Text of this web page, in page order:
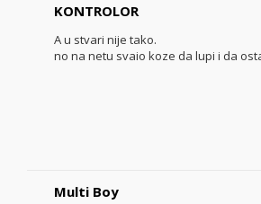
KONTROLOR
A u stvari nije tako.
no na netu svaio koze da lupi i da
Multi Boy